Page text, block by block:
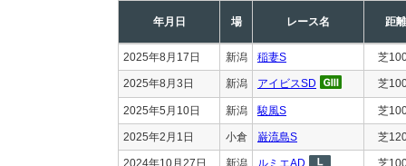
年月日 場 レース名 距離
2025年8月17日 新潟 稲妻S 芝
2025年8月3日 新潟 アイビスSD 芝
2025年5月10日 新潟 駿風S 芝
2025年2月1日 小倉 巌流島S 芝
2024年10月27日 新潟 ルミエAD 芝